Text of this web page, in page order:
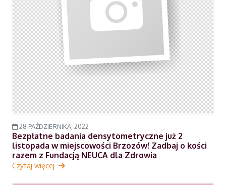
28 PAŹDZIERNIKA, 2022
Bezpłatne badania densytometryczne już 2
listopada w miejscowości Brzozów! Zadbaj o kości
razem z Fundacją NEUCA dla Zdrowia
Czytaj więcej